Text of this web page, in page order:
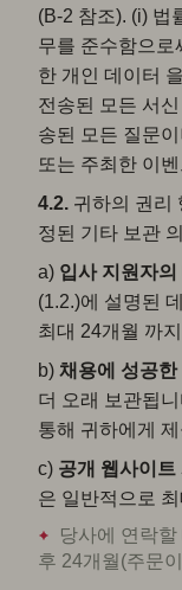
(B-2 참조). (i) 법
무를 준수함으로
한 개인 데이터
전송된 모든 서
송된 모든 질문
또는 주최한 이
4.2. 귀하의 권리
정된 기타 보관
a) 입사 지원자의
(1.2.)에 설명된
최대 24개월 까
b) 채용에 성공한
더 오래 보관됩
통해 귀하에게
c) 공개 웹사이트
은 일반적으로
당사에 연락
후 24개월(주문